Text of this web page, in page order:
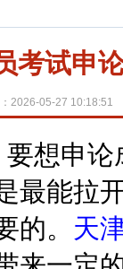
考试申
2026-05-27 10:18:51
要想申论
最能拉
的。 天